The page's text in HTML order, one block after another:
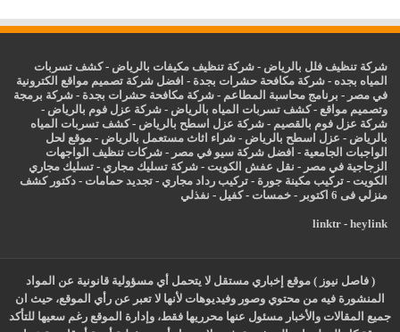
شركة تنظيف فلل بالرياض -شركة تنظيف مكيفات بالرياض -كشف تسربات
المياه بجده -شركة مكافحة حشرات بجدة - افضل شركة تصميم مواقع الكترونية
في مصر - برنامج محاسبة المطاعم -شركة مكافحة حشرات بجدة -شركة برمجة
وتصميم مواقع -كشف تسربات المياه بالرياض -شركة عزل فوم بالرياض -
شركة عزل فوم بالقصيم -شركة عزل اسطح بالرياض -كشف تسربات المياه
بالرياض - عزل اسطح بالرياض -شراء اثاث مستعمل بالرياض - موقع لحل
الواجبات الجامعية - افضل شركة سيو في مصر -شركات تنظيف الواجهات
الزجاجية في مصر - نقل عفش الكويت -شركة تسليك مجاري -تسليك مجاري
الكويت -تركيب مكينة جورة -تركيب رداد مجاري -تجديد حمامات -دكتور كشف
منزلي فى 6 اكتوبر
-خمسات -كفيل - نفذلي
linktr- heylink
( فاصل نيوز ) موقع إخباري مستقل لا يتحمل أي مسؤولية قانونية عن المواد
المنشورة فيه من محتوي وصور وفيديوهات لأنها لا تعبر عن رأي الموقع، حيث ان
جميع المقالات والأخبار مسئول عنها محرريها فقط، وإدارة الموقع رغم سعيها للتأكد